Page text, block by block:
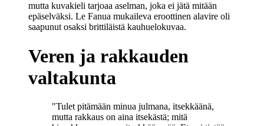
mutta kuvakieli tarjoaa aselman, joka ei jätä mitään
epäselväksi. Le Fanua mukaileva eroottinen alavire oli
saapunut osaksi brittiläistä kauhuelokuvaa.
Veren ja rakkauden
valtakunta
"Tulet pitämään minua julmana, itsekkäänä,
mutta rakkaus on aina itsekästä; mitä